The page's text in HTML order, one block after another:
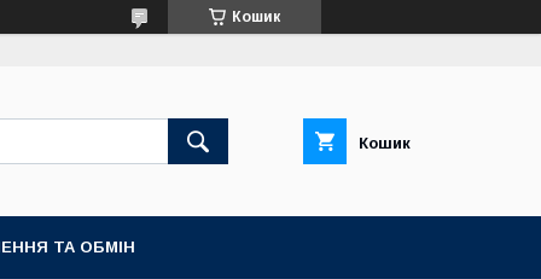
Кошик
Кошик
ТА ОБМІН